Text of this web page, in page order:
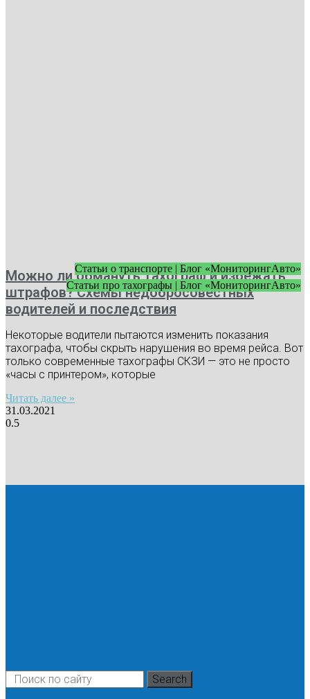
Статьи о транспорте | Блог «МониторингАвто»
Статьи про тахографы | Блог «МониторингАвто»
Можно ли обмануть тахограф и избежать
штрафов? Схемы недобросовестных
водителей и последствия
Некоторые водители пытаются изменить показания
тахографа, чтобы скрыть нарушения во время рейса. Вот
только современные тахографы СКЗИ — это не просто
«часы с принтером», которые
Читать далее »
31.03.2021
Search